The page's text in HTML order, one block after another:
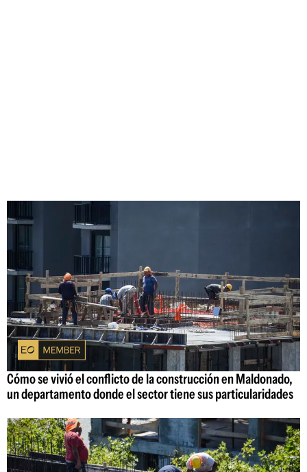
Cómo se vivió el conflicto de la construcción en Maldonado,
un departamento donde el sector tiene sus particularidades